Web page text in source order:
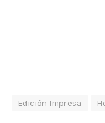
Edición Impresa